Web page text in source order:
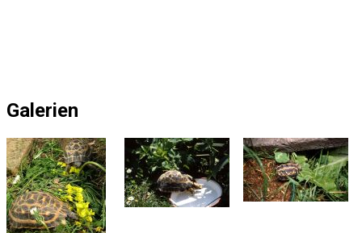
Galerien